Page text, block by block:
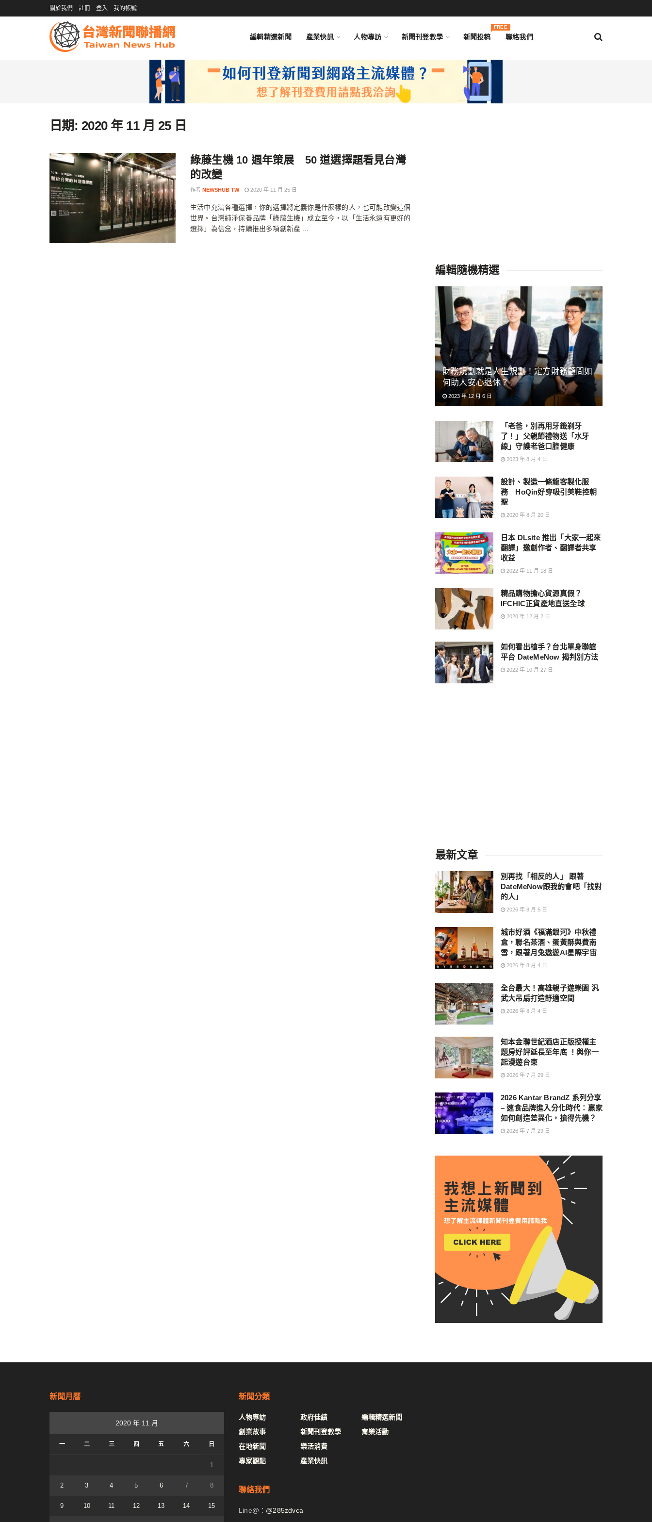
關於我們 註冊 登入 我的帳號
編輯精選新聞 產業快訊 人物專訪 新聞刊登教學 新聞投稿
FREE
聯絡我們
日期: 2020 年 11 月 25 日
綠藤生機 10 週年策展 50 道選擇題看見台灣
的改變
作者 NEWSHUB TW 2020 年 11 月 25 日
生活中充滿各種選擇，你的選擇將定義你是什麼樣的人，也可能改變這個
世界。台灣純淨保養品牌「綠藤生機」成立至今，以「生活永遠有更好的
選擇」為信念，持續推出多項創新產 ...
編輯隨機精選
財務規劃就是人生規劃！定方財務顧問如
何助人安心退休？
2023 年 12 月 6 日
「老爸，別再用牙籤剃牙
了！」父親節禮物送「水牙
線」守護老爸口腔健康
2023 年 8 月 4 日
設計、製造一條龍客製化服
務 HoQin好穿吸引美鞋控朝
聖
2020 年 8 月 20 日
日本 DLsite 推出「大家一起來
翻譯」邀創作者、翻譯者共享
收益
2022 年 11 月 18 日
精品購物擔心貨源真假？
IFCHIC正貨產地直送全球
2020 年 12 月 2 日
如何看出槍手？台北單身聯誼
平台 DateMeNow 揭判別方法
2022 年 10 月 27 日
最新文章
別再找「相反的人」 跟著
DateMeNow跟我約會吧「找對
的人」
2026 年 8 月 5 日
城市好酒《福滿銀河》中秋禮
盒，聯名茶酒、蛋黃酥與費南
雪，跟著月兔遨遊AI星際宇宙
2026 年 8 月 4 日
全台最大！高雄親子遊樂園 汎
武大吊扇打造舒適空間
2026 年 8 月 4 日
知本金聯世紀酒店正版授權主
題房好評延長至年底 ！與你一
起漫遊台東
2026 年 7 月 29 日
2026 Kantar BrandZ 系列分享
– 速食品牌進入分化時代：贏家
如何創造差異化，搶得先機？
2026 年 7 月 29 日
新聞月曆
2020 年 11 月
一 二 三 四 五 六 日
1
2 3 4 5 6 7 8
9 10 11 12 13 14 15
新聞分類
人物專訪
創業故事
在地新聞
專家觀點
政府佳績
新聞刊登教學
樂活消費
產業快訊
編輯精選新聞
育樂活動
聯絡我們
Line@： @285zdvca